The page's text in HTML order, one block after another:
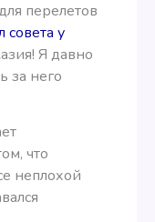
перелетов
у
Я давно
за него
что
неплохой